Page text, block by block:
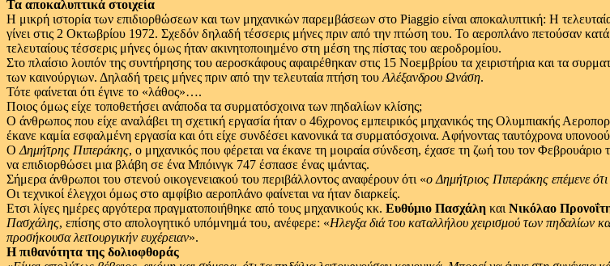
Τα αποκαλυπτικά στοιχεία
Η μικρή ιστορία των επιδιορθώσεων και των μηχανικών παρεμβάσεων στο Piaggio είναι αποκαλυπτική: Η
γίνει στις 2 Οκτωβρίου 1972. Σχεδόν δηλαδή τέσσερις μήνες πριν από την πτώση του. Το αεροπλάνο πετούσαν
τελευταίους τέσσερις μήνες όμως ήταν ακινητοποιημένο στη μέση της πίστας του αεροδρομίου.
Στο πλαίσιο λοιπόν της συντήρησης του αεροσκάφους αφαιρέθηκαν στις 15 Νοεμβρίου τα χειριστήρια και τα
των καινούργιων. Δηλαδή τρεις μήνες πριν από την τελευταία πτήση του Αλέξανδρου Ωνάση.
Τότε φαίνεται ότι έγινε το «λάθος»….
Ποιος όμως είχε τοποθετήσει ανάποδα τα συρματόσχοινα των πηδαλίων κλίσης;
Ο άνθρωπος που είχε αναλάβει τη σχετική εργασία ήταν ο 46χρονος εμπειρικός μηχανικός της Ολυμπιακής
έκανε καμία εσφαλμένη εργασία και ότι είχε συνδέσει κανονικά τα συρματόσχοινα. Αφήνοντας ταυτόχρονα
Ο Δημήτρης Πιπεράκης, ο μηχανικός που φέρεται να έκανε τη μοιραία σύνδεση, έχασε τη ζωή του τον Φεβρουάριο
να επιδιορθώσει μια βλάβη σε ένα Μπόινγκ 747 έσπασε ένας ιμάντας.
Σήμερα άνθρωποι του στενού οικογενειακού του περιβάλλοντος αναφέρουν ότι «ο Δημήτριος Πιπεράκης επέμενε
Οι τεχνικοί έλεγχοι όμως στο αμφίβιο αεροπλάνο φαίνεται να ήταν διαρκείς.
Ετσι λίγες ημέρες αργότερα πραγματοποιήθηκε από τους μηχανικούς κκ. Ευθύμιο Πασχάλη και Νικόλαο
Πασχάλης, επίσης στο απολογητικό υπόμνημά του, ανέφερε: «Ηλεγξα διά του καταλλήλου χειρισμού των πηδαλίων
προσήκουσα λειτουργικήν ευχέρειαν».
Η πιθανότητα της δολιοφθοράς